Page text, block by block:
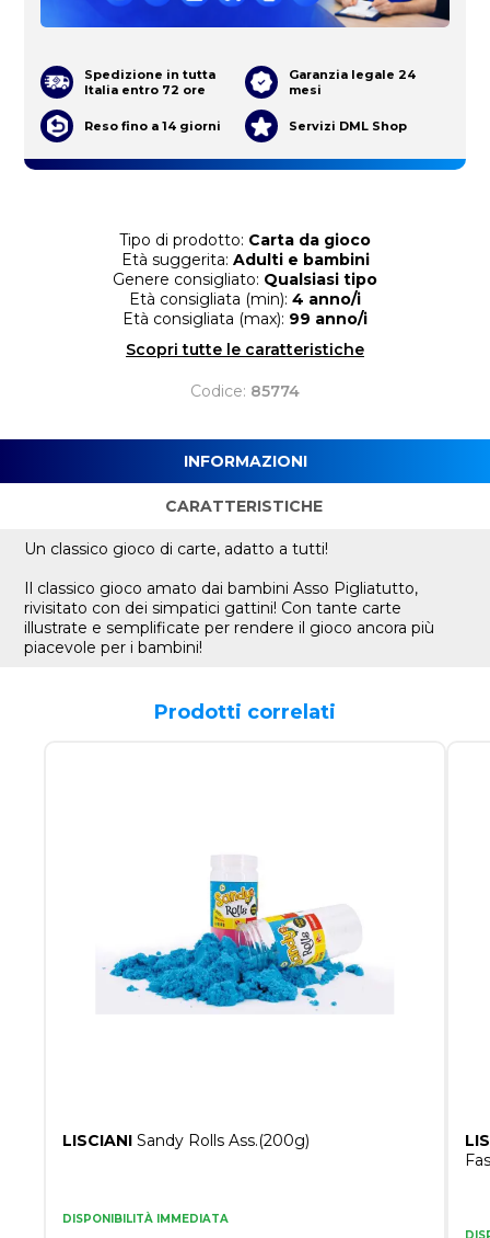
Tipo di prodotto: Carta da gioco
Età suggerita: Adulti e bambini
Genere consigliato: Qualsiasi tipo
Età consigliata (min): 4 anno/i
Età consigliata (max): 99 anno/i
Scopri tutte le caratteristiche
Codice: 85774
Spedizione in tutta
Italia entro 72 ore
Garanzia legale 24
mesi
Reso fino a 14 giorni Servizi DML Shop
INFORMAZIONI
CARATTERISTICHE
Un classico gioco di carte, adatto a tutti!
Il classico gioco amato dai bambini Asso Pigliatutto,
rivisitato con dei simpatici gattini! Con tante carte
illustrate e semplificate per rendere il gioco ancora più
piacevole per i bambini!
Prodotti correlati
LISCIANI Sandy Rolls Ass.(200g)
DISPONIBILITÀ IMMEDIATA